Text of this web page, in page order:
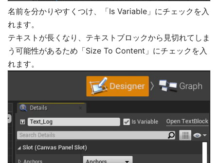
名前を分かりやすくつけ、「Is Variable」にチェックを入
れます。
テキストが長くなり、テキストブロックから見切れてしま
う可能性があるため「Size To Content」にチェックを入
れます。